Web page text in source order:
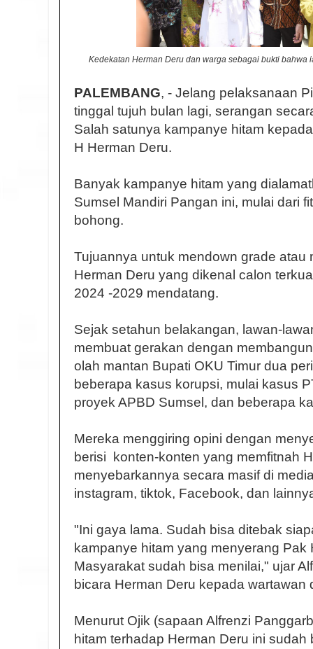
Kedekatan Herman Deru dan warga sebagai bukti bahwa
PALEMBANG, - Jelang pelaksanaan
tinggal tujuh bulan lagi, serangan
Salah satunya kampanye hitam
H Herman Deru.
Banyak kampanye hitam yang
Sumsel Mandiri Pangan ini, mulai dari
bohong.
Tujuannya untuk mendown grade atau
Herman Deru yang dikenal calon
2024 -2029 mendatang.
Sejak setahun belakangan, lawan-
membuat gerakan dengan
olah mantan Bupati OKU Timur dua
beberapa kasus korupsi, mulai kasus
proyek APBD Sumsel, dan beberapa
Mereka menggiring opini dengan
berisi konten-konten yang memfitnah
menyebarkannya secara masif di
instagram, tiktok, Facebook, dan
"Ini gaya lama. Sudah bisa ditebak
kampanye hitam yang menyerang Pak
Masyarakat sudah bisa menilai," ujar
bicara Herman Deru kepada wartawan
Menurut Ojik (sapaan Alfrenzi
hitam terhadap Herman Deru ini